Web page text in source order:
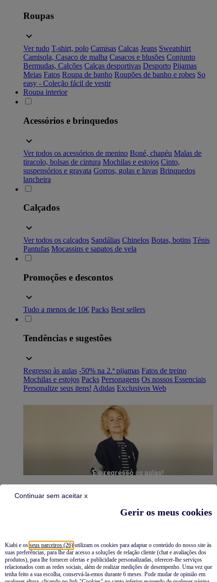
Gerir os meus cookies
Kiabi e os seus parceiros (26) utilizam os cookies para adaptar o conteúdo do nosso site às
suas preferências, para lhe dar acesso a soluções de relação cliente (chat e avaliações dos
produtos), para lhe fornecer ofertas e publicidade personalizadas, oferecer-lhe serviços
relacionados com as redes sociais, além de realizar medições de desempenho. Uma vez que
tenha feito a sua escolha, conservá-la-emos durante 6 meses. Pode mudar de opinião em
Continuar sem aceitar x
Roupas
Ver tudo T-shirt, polo Camisas Calças Jeans Sweatshirt
Camisola, Casaco de malha Casacos e blusões Conjunto
Bermudas, Calções Calças desportivas Desporto Pijamas
Meias Fatos Roupa de banho Roupões de banho e robes So
easy - Coleção fácil de vestir
Roupa interior
Acessórios e brinquedos
Ver todos os acessórios de menino Boné, chapéu Malas de
tiracolo, bolsas de cintura Mochilas e estojos Cinto,
suspensórios e gravata Gorros, golas e luvas Brinquedos
lancheira
Calçados
Ver todos os calçados Sandálias Chinelos Botas, botins Ténis
Pantufas Mocassins e sapatos de vela
Promoções e descontos
Tudo a menos de 10€ Packs Best sellers
Tendências e sugestões
Regresso às aulas -50% na 2.ª pijamas Fatos de treino
Mochilas e estojos Packs Personagens Os nossos Essenciais
Personalize seus itens! Adidas Exclusivos Web
É o regresso às aulas!
Pijamas
Novidades